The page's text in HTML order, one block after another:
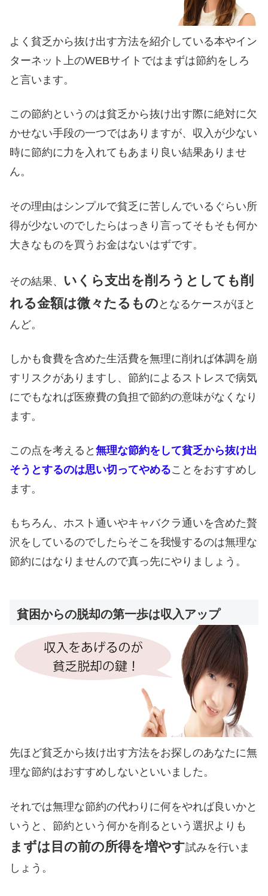
よく貧乏から抜け出す方法を紹介している本やイン
ターネット上のWEBサイトではまずは節約をしろ
と言います。
この節約というのは貧乏から抜け出す際に絶対に欠
かせない手段の一つではありますが、収入が少ない
時に節約に力を入れてもあまり良い結果ありませ
ん。
その理由はシンプルで貧乏に苦しんでいるぐらい所
得が少ないのでしたらはっきり言ってそもそも何か
大きなものを買うお金はないはずです。
その結果、 いくら支出を削ろうとしても削
れる金額は微々たるもの となるケースがほと
んど。
しかも食費を含めた生活費を無理に削れば体調を崩
すリスクがありますし、節約によるストレスで病気
にでもなれば医療費の負担で節約の意味がなくなり
ます。
この点を考えると 無理な節約をして貧乏から抜け出
そうとするのは思い切ってやめることをおすすめし
ます。
もちろん、ホスト通いやキャバクラ通いを含めた贅
沢をしているのでしたらそこを我慢するのは無理な
節約にはなりませんので真っ先にやりましょう。
貧困からの脱却の第一歩は収入アップ
先ほど貧乏から抜け出す方法をお探しのあなたに無
理な節約はおすすめしないといいました。
それでは無理な節約の代わりに何をやれば良いかと
いうと、節約という何かを削るという選択よりも
まずは目の前の所得を増やす試みを行いま
しょう。